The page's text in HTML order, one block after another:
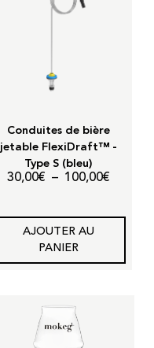
Conduites de bière
jetable FlexiDraft™ -
Type S (bleu)
30,00€ – 100,00€Plage
prix :
AJOUTER AU
PANIER